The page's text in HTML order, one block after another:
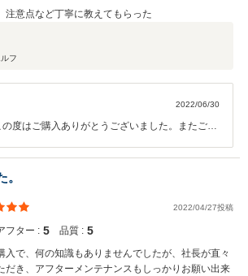
注意点など丁寧に教えてもらった
ルフ
2022/06/30
2022/04/27投稿
フター : 5 品質 : 5
入で、何の知識もありませんでしたが、社長が直々
だき、アフターメンテナンスもしっかりお願い出来